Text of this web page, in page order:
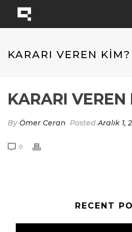
KARARI VEREN KİM?
KARARI VEREN
ByÖmer Ceran PostedAralık 1,
0
RECENT